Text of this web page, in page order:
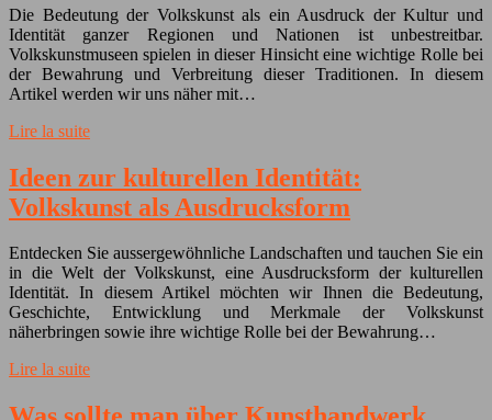
Die Bedeutung der Volkskunst als ein Ausdruck der Kultur und
Identität ganzer Regionen und Nationen ist unbestreitbar.
Volkskunstmuseen spielen in dieser Hinsicht eine wichtige Rolle bei
der Bewahrung und Verbreitung dieser Traditionen. In diesem
Artikel werden wir uns näher mit…
Lire la suite
Ideen zur kulturellen Identität:
Volkskunst als Ausdrucksform
Entdecken Sie aussergewöhnliche Landschaften und tauchen Sie ein
in die Welt der Volkskunst, eine Ausdrucksform der kulturellen
Identität. In diesem Artikel möchten wir Ihnen die Bedeutung,
Geschichte, Entwicklung und Merkmale der Volkskunst
näherbringen sowie ihre wichtige Rolle bei der Bewahrung…
Lire la suite